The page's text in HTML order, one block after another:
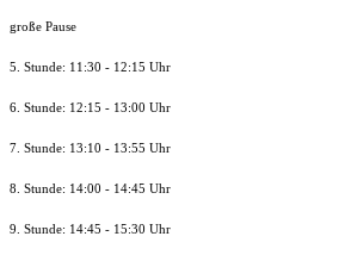
große Pause
5. Stunde: 11:30 - 12:15 Uhr
6. Stunde: 12:15 - 13:00 Uhr
7. Stunde: 13:10 - 13:55 Uhr
8. Stunde: 14:00 - 14:45 Uhr
9. Stunde: 14:45 - 15:30 Uhr